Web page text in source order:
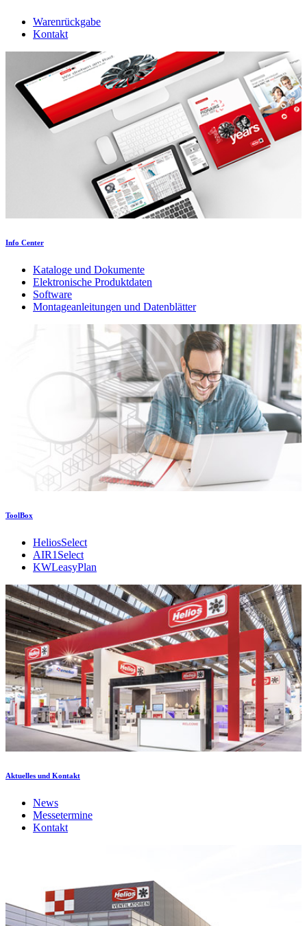
Warenrückgabe
Kontakt
Info Center
Kataloge und Dokumente
Elektronische Produktdaten
Software
Montageanleitungen und Datenblätter
ToolBox
HeliosSelect
AIR1Select
KWLeasyPlan
Aktuelles und Kontakt
News
Messetermine
Kontakt